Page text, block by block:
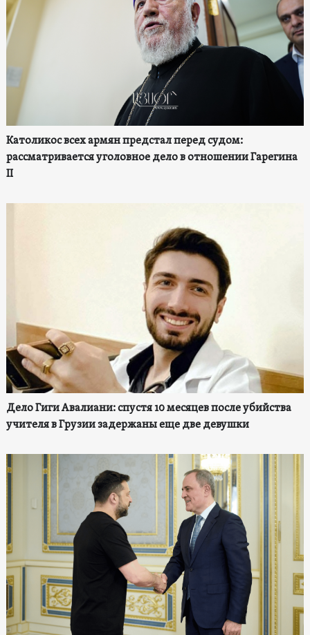
Католикос всех армян предстал перед судом:
рассматривается уголовное дело в отношении Гарегина
II
Дело Гиги Авалиани: спустя 10 месяцев после убийства
учителя в Грузии задержаны еще две девушки